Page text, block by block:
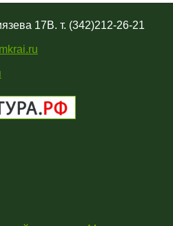
17В. т. (342)212-26-21